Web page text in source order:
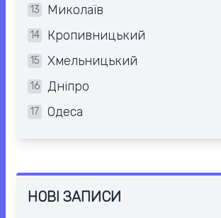
13 Миколаїв
14 Кропивницький
15 Хмельницький
16 Дніпро
17 Одеса
НОВІ ЗАПИСИ